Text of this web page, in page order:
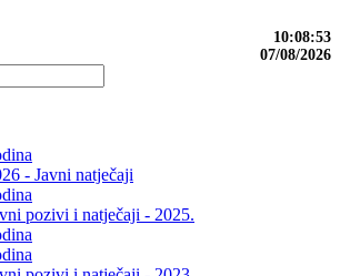
10:08:54
07/08/2026
- Javni natječaji
pozivi i natječaji - 2025.